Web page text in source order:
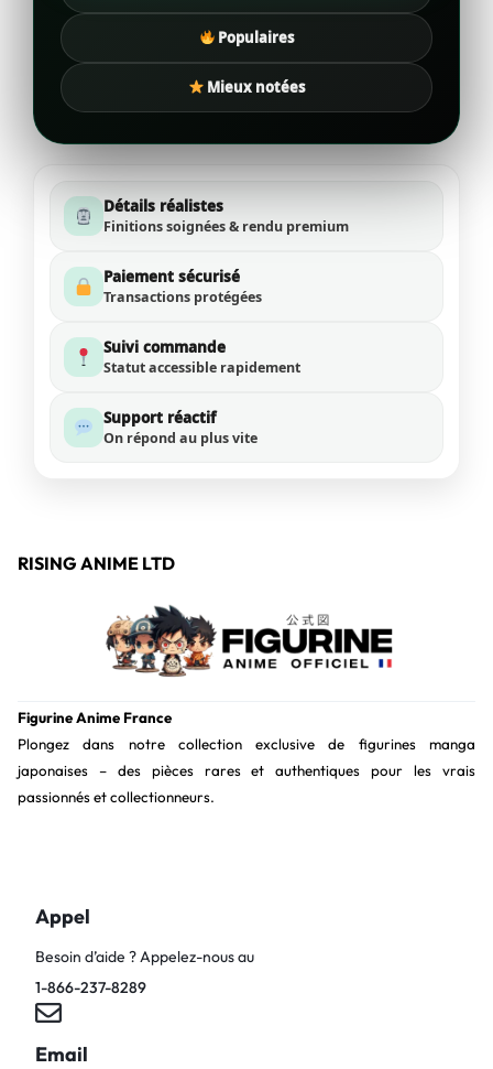
Populaires
Mieux notées
Détails réalistes
Finitions soignées & rendu premium
Paiement sécurisé
Transactions protégées
Suivi commande
Statut accessible rapidement
Support réactif
On répond au plus vite
RISING ANIME LTD
Figurine Anime France
Plongez dans notre collection exclusive de figurines manga
japonaises – des pièces rares et authentiques pour les vrais
passionnés et collectionneurs.
Appel
Besoin d’aide ? Appelez-nous au
1-866-237-8289
Email